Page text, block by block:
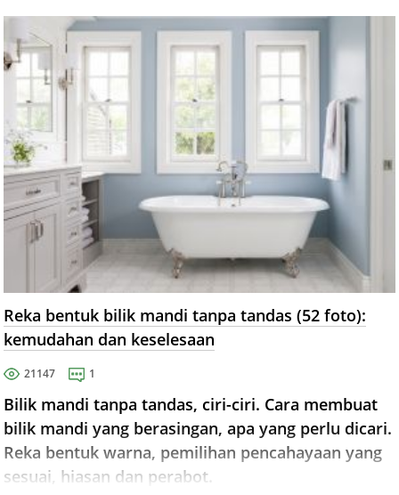
Reka bentuk bilik mandi tanpa tandas (52 foto):
kemudahan dan keselesaan
21147 1
Bilik mandi tanpa tandas, ciri-ciri. Cara membuat
bilik mandi yang berasingan, apa yang perlu dicari.
Reka bentuk warna, pemilihan pencahayaan yang
sesuai, hiasan dan perabot.